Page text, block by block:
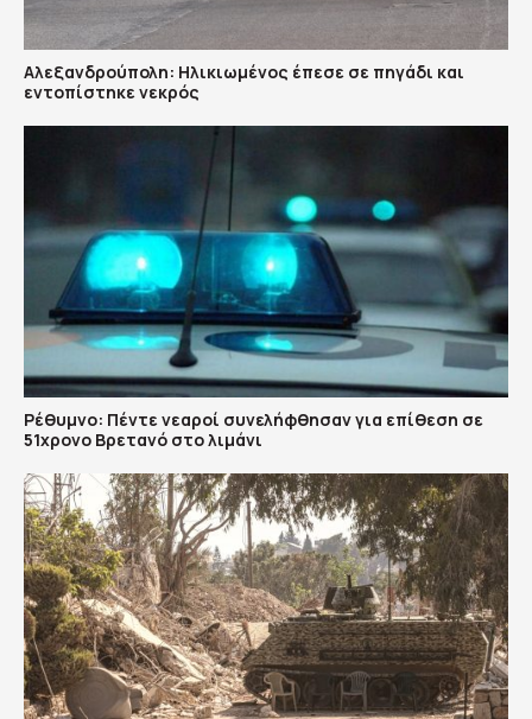
Αλεξανδρούπολη: Ηλικιωμένος έπεσε σε πηγάδι και
εντοπίστηκε νεκρός
Ρέθυμνο: Πέντε νεαροί συνελήφθησαν για επίθεση σε
51χρονο Βρετανό στο λιμάνι